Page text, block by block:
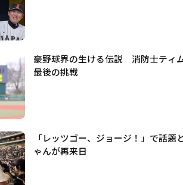
豪野球界の生ける伝説 消防士ティ
最後の挑戦
「レッツゴー、ジョージ！」で話
ゃんが再来日